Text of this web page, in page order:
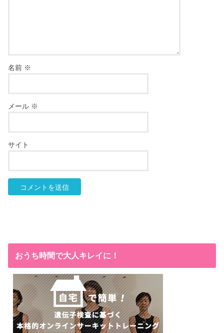
名前 ※
メール ※
サイト
おうち時間で大人キレイに！